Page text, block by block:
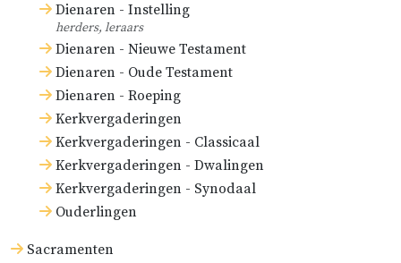
Dienaren - Instelling
herders, leraars
Dienaren - Nieuwe Testament
Dienaren - Oude Testament
Dienaren - Roeping
Kerkvergaderingen
Kerkvergaderingen - Classicaal
Kerkvergaderingen - Dwalingen
Kerkvergaderingen - Synodaal
Ouderlingen
Sacramenten